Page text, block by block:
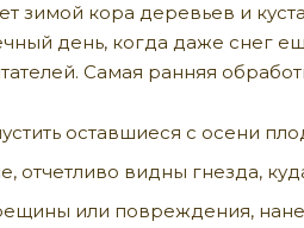
зимой кора деревьев и
день, когда даже снег
Самая ранняя
оставшиеся с осени
отчетливо видны гнезда,
или повреждения,